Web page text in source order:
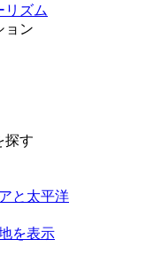
リズム
ョン
探す
と太平洋
を表示